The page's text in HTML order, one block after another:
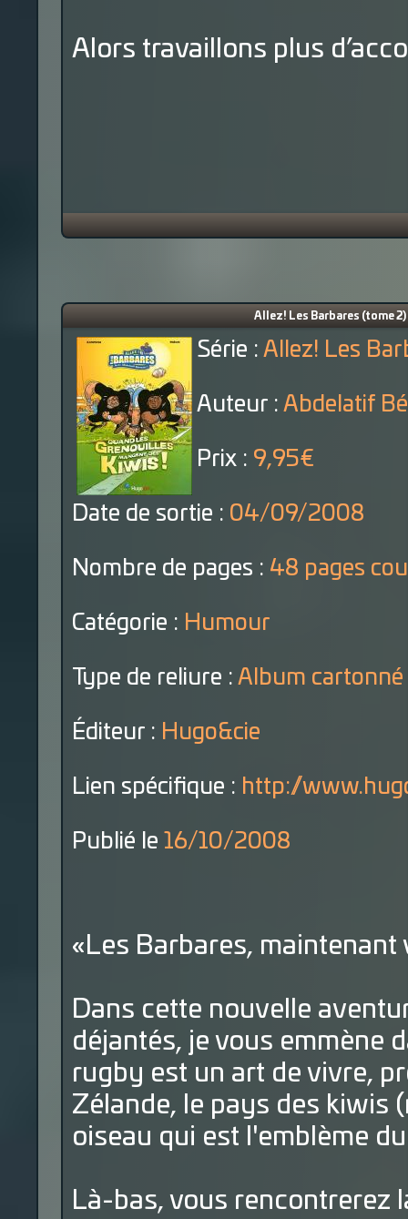
Alors travaillons plus
Allez! Les Barbares (tome
Série : Allez! Les
Auteur : Abdelatif
Prix : 9,95€
Date de sortie : 04/09/2008
Nombre de pages : 48 pages
Catégorie : Humour
Type de reliure : Album cartonné
Éditeur : Hugo&cie
Lien spécifique : http://
Publié le 16/10/2008
«Les Barbares, maintenant
Dans cette nouvelle
déjantés, je vous emmène
rugby est un art de vivre,
Zélande, le pays des kiwis
oiseau qui est l'emblème
Là-bas, vous rencontrerez